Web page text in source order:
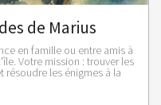
de Marius
en famille ou entre amis à
Votre mission : trouver les
résoudre les énigmes à la